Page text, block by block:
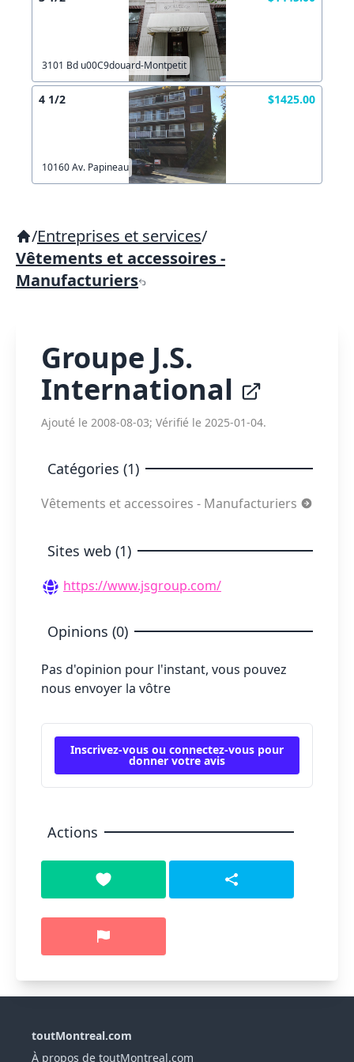
3101 Bd u00C9douard-Montpetit
4 1/2 $1425.00
10160 Av. Papineau
/Entreprises et services/
Vêtements et accessoires -
Manufacturiers
Groupe J.S.
International
Ajouté le 2008-08-03; Vérifié le 2025-01-04.
Catégories (1)
Vêtements et accessoires - Manufacturiers
Sites web (1)
https://www.jsgroup.com/
Opinions (0)
Pas d'opinion pour l'instant, vous pouvez
nous envoyer la vôtre
Inscrivez-vous ou connectez-vous pour
donner votre avis
Actions
toutMontreal.com
À propos de toutMontreal.com